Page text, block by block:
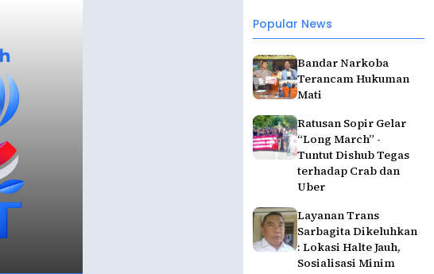
Popular News
Bandar Narkoba
Terancam Hukuman
Mati
Ratusan Sopir Gelar
“Long March” -
Tuntut Dishub Tegas
terhadap Crab dan
Uber
Layanan Trans
Sarbagita Dikeluhkan
: Lokasi Halte Jauh,
Sosialisasi Minim